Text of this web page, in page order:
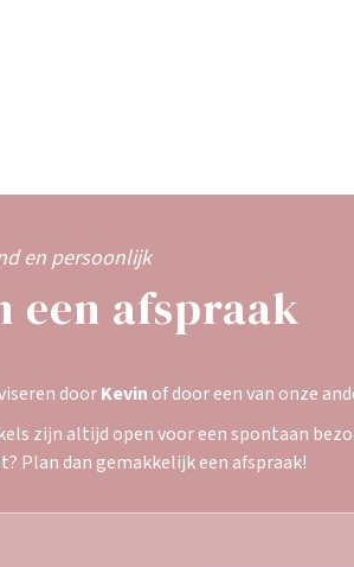
en persoonlijk
een afspraak
doorKevin of door een van onze
zijn altijd open voor een spontaan
Plan dan gemakkelijk een afspraak!